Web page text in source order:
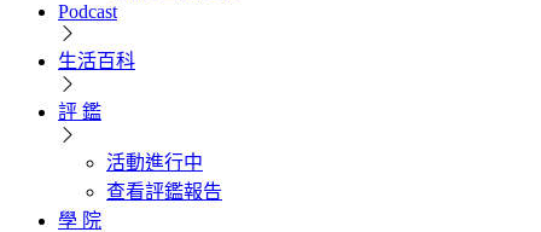
Podcast
生活百科
評 鑑
活動進行中
查看評鑑報告
學 院